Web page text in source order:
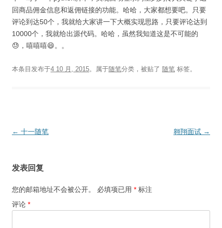
回商品佣金信息和返佣链接的功能。哈哈，大家都想要吧。只要
评论到达50个，我就给大家讲一下大概实现思路，只要评论达到
10000个，我就给出源代码。哈哈，虽然我知道这是不可能的
😓，嘻嘻嘻😄。。
本条目发布于4 10 月, 2015。属于随笔分类，被贴了 随笔 标签。
文
航
← 十一随笔 翱翔面试 →
发表回复
您的邮箱地址不会被公开。 必填项已用 * 标注
评论 *